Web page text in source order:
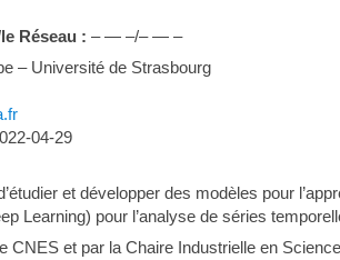
Réseau : – — –/– — –
– Université de Strasbourg
04-29
et développer des modèles pour
Learning) pour l’analyse de séries
CNES et par la Chaire Industrielle en